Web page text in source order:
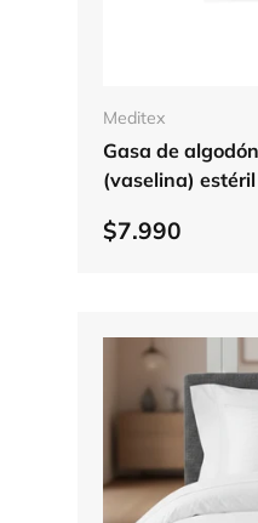
Meditex
Gasa de
(vaselina)
$7.990